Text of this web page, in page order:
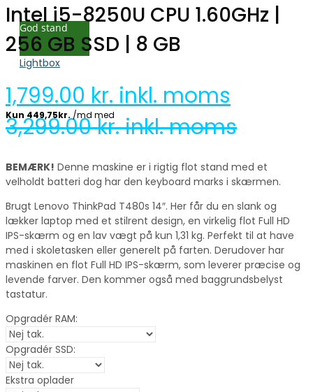
God stand
Lightbox
Intel i5-8250U CPU 1.60GHz |
256 GB SSD | 8 GB
1,799.00 kr. inkl. moms
3,299.00kr. inkl. moms
BEMÆRK! Denne maskine er i rigtig flot stand med et
velholdt batteri dog har den keyboard marks i skærmen.
Brugt Lenovo ThinkPad T480s 14″. Her får du en slank og
lækker laptop med et stilrent design, en virkelig flot Full HD
IPS-skærm og en lav vægt på kun 1,31 kg. Perfekt til at have
med i skoletasken eller generelt på farten. Derudover har
maskinen en flot Full HD IPS-skærm, som leverer præcise og
levende farver. Den kommer også med baggrundsbelyst
tastatur.
Opgradér RAM:
Opgradér SSD:
Ekstra oplader